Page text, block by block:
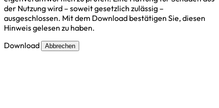
der Nutzung wird – soweit gesetzlich zulässig –
ausgeschlossen. Mit dem Download bestätigen Sie, diesen
Hinweis gelesen zu haben.
Download
Abbrechen